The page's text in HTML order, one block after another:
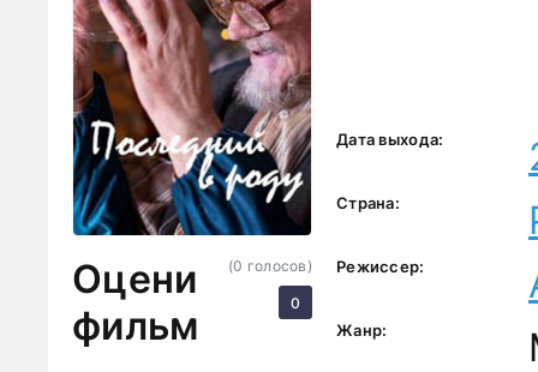
Оцени
фильм
(0 голосов)
0
Дата выхода:
Страна:
Режиссер:
Жанр: